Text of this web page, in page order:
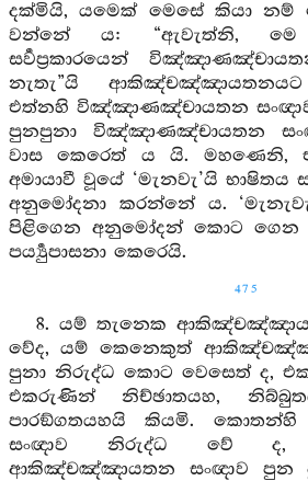
දක්මියි, යමෙක් මෙසේ කියා
වන්නේ ය: “ඇවැත්නි,
සර්‍වප්‍රකාරයෙන්
නැතැ”යි
එත්නහි විඤ්ඤාණඤ්චායතන
පුනපුනා විඤ්ඤාණඤ්චායතන
වාස කෙරෙත් ය යි. මහණෙනි,
අමායාවී වූයේ ‘මැනවැ’යි
අනුමෝදනා කරන්නේ ය.
පිළිගෙන අනුමෝදන් කොට ගෙන
පර්‍ය්‍යුපාසනා කෙරෙයි.
475
8. යම් තැනෙක
වේද, යම් කෙනෙකුත්
පුනා නිරුද්ධ කොට වෙසෙත් ද,
එකරුණින් නිච්ඡාතයහ,
පාරඞ්ගතයහයි කියමි.
සංඥාව නිරුද්ධ වේ ද,
ආකිඤ්චඤ්ඤායතන සංඥාව පුන